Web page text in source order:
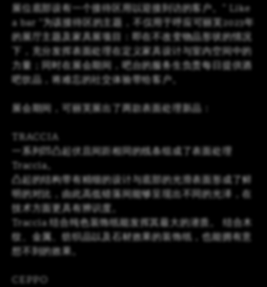
展位底部设有一个接待区用以迎接到访的客户。“ Like
a bar ”为该接待区的主题，不仅用于呼应可丽芙2023年
的展厅主题及家具展项目：即在不改变物品形状的情况
下，充分发挥表面处理在定义家具设计与室内空间中的
力量；同时在展会期间，吧台的服务生负责每日提供酒
吧饮品，将难忘的社交体验带给客户。
展会期间，可丽芙展出了两款表面处理新品：
TRACCIA
一系列凹凸起伏且间距相同的线条组成了表面处理
Traccia。
凸起的结构带有精细的设计与底部的光滑表面形成了鲜
明的对比，由此高低错落间能够呈现出不同的光泽，在
技术方面更具有辨识度。
Traccia 结合纯色装饰纸能发挥其最大的潜质。 结合木
纹、金属、纺织品以及石材效果的装饰纸，也能拥有意
想不到的效果。
CEPPO